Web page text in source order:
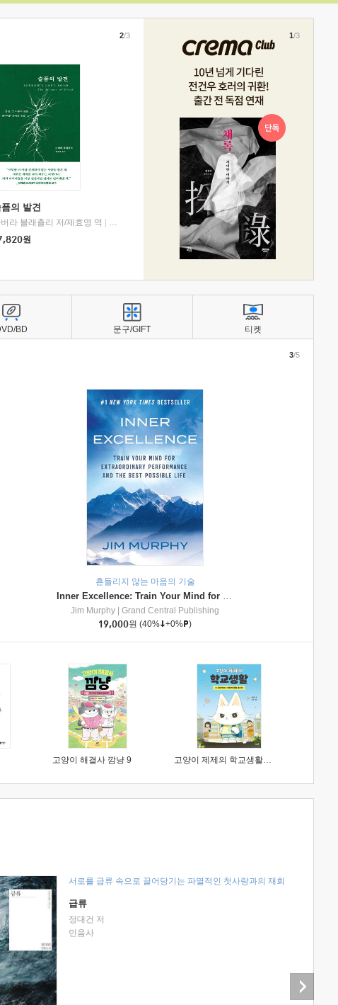
픔의 발견
라 블래츨리 저/제효영 역
디플롯
원
2/3 1/3
흔들리지 않는 마음의 기술
Inner Excellence: Train Your Mind for Extraordinary Performance and the Best Possible Life
Jim Murphy
Grand Central Publishing
19,000원 (40% +0% )
3/5
고양이 해결사 깜냥 9 고양이 제제의 학교생활 1 : 초등학생이 이렇게 힘들 줄이야
BD 문구/GIFT 티켓
서로를 급류 속으로 끌어당기는 파멸적인 첫사랑과의 재회
급류
정대건 저
민음사